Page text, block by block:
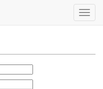
Toggle